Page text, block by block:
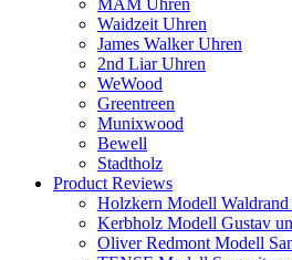
MAM Uhren
Waidzeit Uhren
James Walker Uhren
2nd Liar Uhren
WeWood
Greentreen
Munixwood
Bewell
Stadtholz
Product Reviews
Holzkern Modell
Kerbholz Modell Gustav
Oliver Redmont Modell